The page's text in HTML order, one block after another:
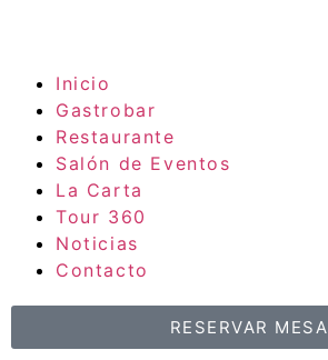
Inicio
Gastrobar
Restaurante
Salón de Eventos
La Carta
Tour 360
Noticias
Contacto
RESERVAR MESA